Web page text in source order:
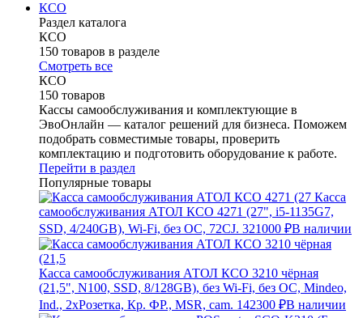
КСО
Раздел каталога
КСО
150 товаров в разделе
Смотреть все
КСО
150 товаров
Кассы самообслуживания и комплектующие в
ЭвоОнлайн — каталог решений для бизнеса. Поможем
подобрать совместимые товары, проверить
комплектацию и подготовить оборудование к работе.
Перейти в раздел
Популярные товары
Касса
самообслуживания АТОЛ КСО 4271 (27", i5-1135G7,
SSD, 4/240GB), Wi-Fi, без ОС, 72CJ. 321000 ₽В наличии
Касса самообслуживания АТОЛ КСО 3210 чёрная
(21,5", N100, SSD, 8/128GB), без Wi-Fi, без ОС, Mindeo,
Ind., 2хРозетка, Кр. ФР., MSR, cam. 142300 ₽В наличии